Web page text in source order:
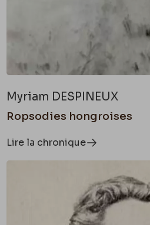
Myriam DESPINEUX
Ropsodies hongroises
Lire la chronique